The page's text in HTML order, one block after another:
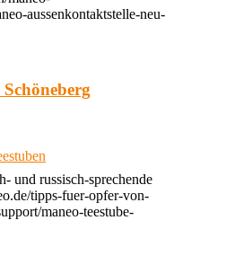
aussenkontaktstelle-neu-
und russisch-sprechende
tipps-fuer-opfer-von-
maneo-teestube-